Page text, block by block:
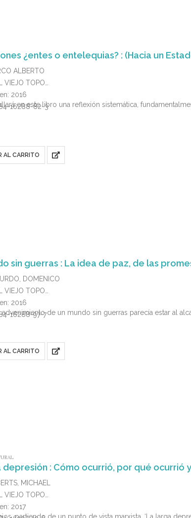
¿entes o entelequias? : (Hacia un
ALBERTO
VIEJO TOPO
2016
16288-82-3
en este libro una reflexión sistemática,
AL CARRITO
sin guerras : La idea de paz, de las
DOMENICO
VIEJO TOPO
2016
16288-97-7
advenimiento de un mundo sin guerras parecía estar al
AL CARRITO
depresión : Cómo ocurrió, por qué ocurrió
MICHAEL
VIEJO TOPO
2017